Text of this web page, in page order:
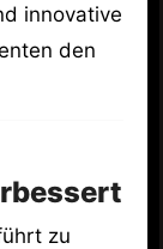
innovative
den
zu